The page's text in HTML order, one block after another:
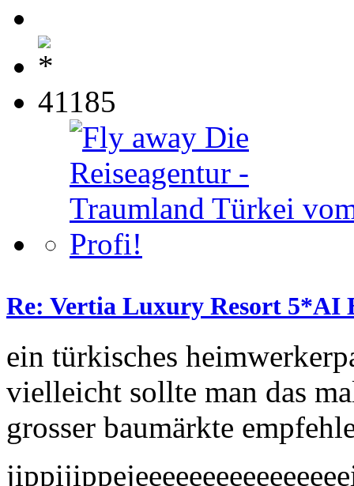
41185
Re: Vertia Luxury Resort 5*AI
ein türkisches
vielleicht sollte man das
grosser baumärkte